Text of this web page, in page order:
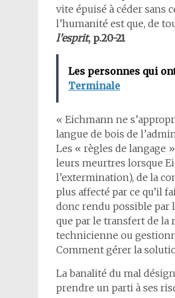
vite épuisé à céder sans
l’humanité est que, de
l’esprit, p.20-21
Les personnes qui
Terminale
« Eichmann ne
langue de bois de
Les « règles de langage
leurs meurtres lorsque
l’extermination), de la
plus affecté par ce qu’il
donc rendu possible par
que par le transfert de la
technicienne ou
Comment gérer la
La banalité du mal
prendre un parti à ses